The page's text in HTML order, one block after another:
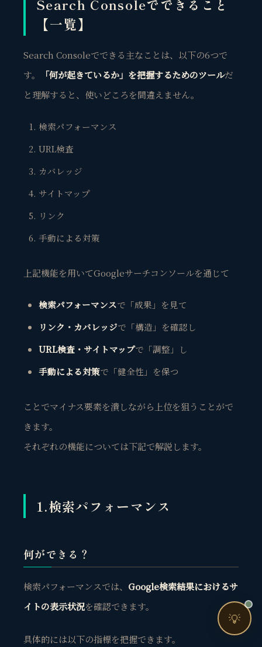
Search Consoleでできること
【一覧】
Search Consoleでできる主なことは、以下の6つで
す。
「何が起きているか」を把握するためのツールだ
と理解すると、使いどころを間違えません。
検索パフォーマンス
URL検査
カバレッジ
サイトマップ
リンク
手動による対策
上記機能を用いてGoogleサーチコンソールを通じて
検索パフォーマンスで「成果」を見て
リンク・カバレッジで「構造」を確認し
URL検査・サイトマップで「調整」し
手動による対策で「健全性」を保つ
ことでマイナス要素を潰しながら上位を狙うことがで
きます。
それぞれの機能については下記で解説します。
1.検索パフォーマンス
何ができる？
検索パフォーマンスでは、 Google検索結果におけるサ
イトの表示状況を確認できます。
具体的には以下の指標を把握できます。
💡
観省庵 相談窓口
BUSINESS CONSULTING
個人事業主・経営者・マーケターの方へ。
📈 利益を増やしたい
❤️ ファンを増やしたい
🔍 現状サイトを分析したい
お問い合わせ